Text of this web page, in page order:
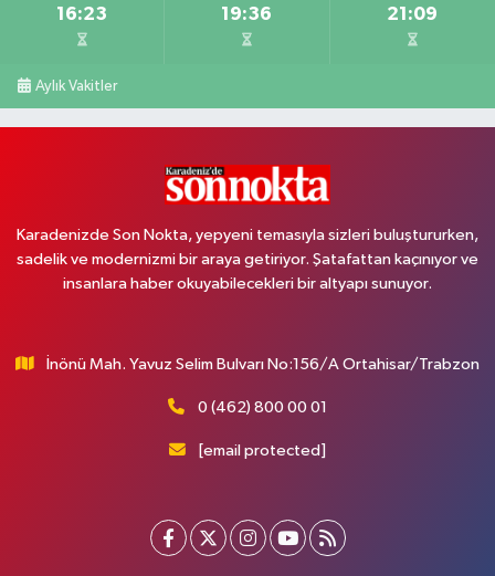
16:23 19:36 21:09
Aylık Vakitler
Karadenizde Son Nokta, yepyeni temasıyla sizleri buluştururken,
sadelik ve modernizmi bir araya getiriyor. Şatafattan kaçınıyor ve
insanlara haber okuyabilecekleri bir altyapı sunuyor.
İnönü Mah. Yavuz Selim Bulvarı No:156/A Ortahisar/Trabzon
0 (462) 800 00 01
[email protected]